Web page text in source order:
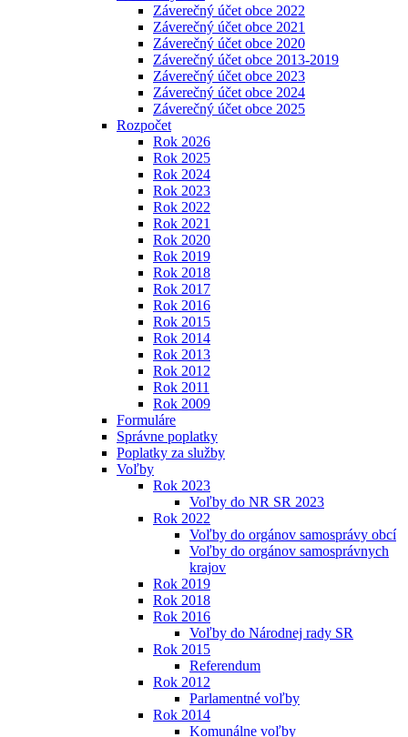
Záverečný účet obce 2022
Záverečný účet obce 2021
Záverečný účet obce 2020
Záverečný účet obce 2013-2019
Záverečný účet obce 2023
Záverečný účet obce 2024
Záverečný účet obce 2025
Rozpočet
Rok 2026
Rok 2025
Rok 2024
Rok 2023
Rok 2022
Rok 2021
Rok 2020
Rok 2019
Rok 2018
Rok 2017
Rok 2016
Rok 2015
Rok 2014
Rok 2013
Rok 2012
Rok 2011
Rok 2009
Formuláre
Správne poplatky
Poplatky za služby
Voľby
Rok 2023
Voľby do NR SR 2023
Rok 2022
Voľby do orgánov samosprávy obcí
Voľby do orgánov samosprávnych
krajov
Rok 2019
Rok 2018
Rok 2016
Voľby do Národnej rady SR
Rok 2015
Referendum
Rok 2012
Parlamentné voľby
Rok 2014
Komunálne voľby